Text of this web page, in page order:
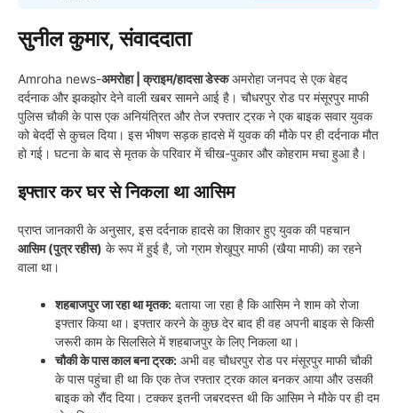
सुनील कुमार, संवाददाता
Amroha news-अमरोहा | क्राइम/हादसा डेस्कअमरोहा जनपद से एक बेहद
दर्दनाक और झकझोर देने वाली खबर सामने आई है। चौधरपुर रोड पर मंसूरपुर माफी
पुलिस चौकी के पास एक अनियंत्रित और तेज रफ्तार ट्रक ने एक बाइक सवार युवक
को बेदर्दी से कुचल दिया। इस भीषण सड़क हादसे में युवक की मौके पर ही दर्दनाक मौत
हो गई। घटना के बाद से मृतक के परिवार में चीख-पुकार और कोहराम मचा हुआ है।
इफ्तार कर घर से निकला था आसिम
प्राप्त जानकारी के अनुसार, इस दर्दनाक हादसे का शिकार हुए युवक की पहचान
आसिम (पुत्र रहीस) के रूप में हुई है, जो ग्राम शेखूपुर माफी (खैया माफी) का रहने
वाला था।
शहबाजपुर जा रहा था मृतक: बताया जा रहा है कि आसिम ने शाम को रोजा
इफ्तार किया था। इफ्तार करने के कुछ देर बाद ही वह अपनी बाइक से किसी
जरूरी काम के सिलसिले में शहबाजपुर के लिए निकला था।
चौकी के पास काल बना ट्रक: अभी वह चौधरपुर रोड पर मंसूरपुर माफी चौकी
के पास पहुंचा ही था कि एक तेज रफ्तार ट्रक काल बनकर आया और उसकी
बाइक को रौंद दिया। टक्कर इतनी जबरदस्त थी कि आसिम ने मौके पर ही दम